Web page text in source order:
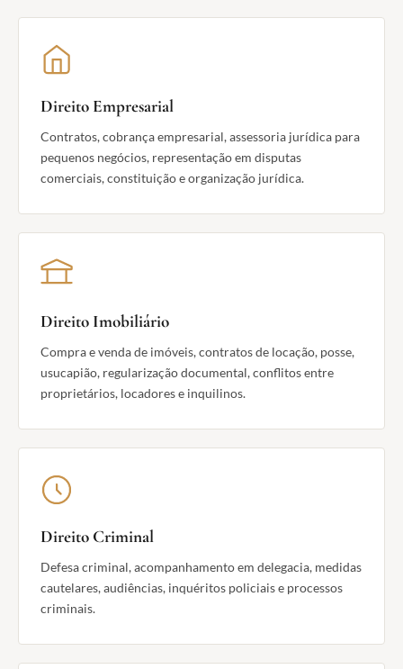
Direito Empresarial
Contratos, cobrança empresarial, assessoria jurídica para
pequenos negócios, representação em disputas
comerciais, constituição e organização jurídica.
Direito Imobiliário
Compra e venda de imóveis, contratos de locação, posse,
usucapião, regularização documental, conflitos entre
proprietários, locadores e inquilinos.
Direito Criminal
Defesa criminal, acompanhamento em delegacia, medidas
cautelares, audiências, inquéritos policiais e processos
criminais.